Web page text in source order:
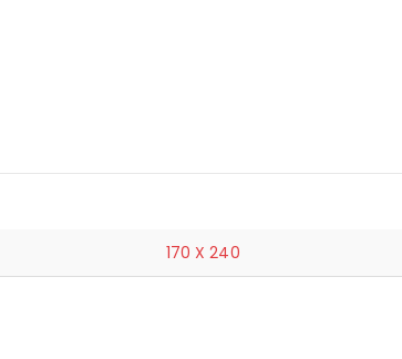
170 X 240